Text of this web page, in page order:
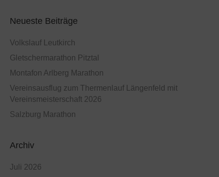
Neueste Beiträge
Volkslauf Leutkirch
Gletschermarathon Pitztal
Montafon Arlberg Marathon
Vereinsausflug zum Thermenlauf Längenfeld mit
Vereinsmeisterschaft 2026
Salzburg Marathon
Archiv
Juli 2026